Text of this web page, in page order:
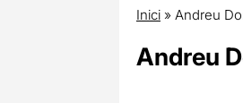
Inici» Andreu
Andreu